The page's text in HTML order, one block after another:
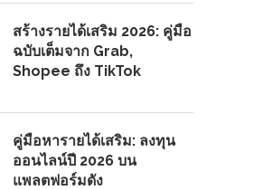
สร้างรายได้เสริม 2026: คู่มือ
ฉบับเต็มจาก Grab,
Shopee ถึง TikTok
คู่มือหารายได้เสริม: ลงทุน
ออนไลน์ปี 2026 บน
แพลตฟอร์มดัง